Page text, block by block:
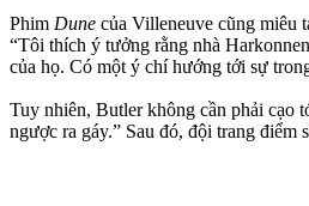
Phim Dune của Villeneuve cũng miêu
“Tôi thích ý tưởng rằng nhà
của họ. Có một ý chí hướng tới sự
Tuy nhiên, Butler không cần phải cạo
ngược ra gáy.” Sau đó, đội trang điểm